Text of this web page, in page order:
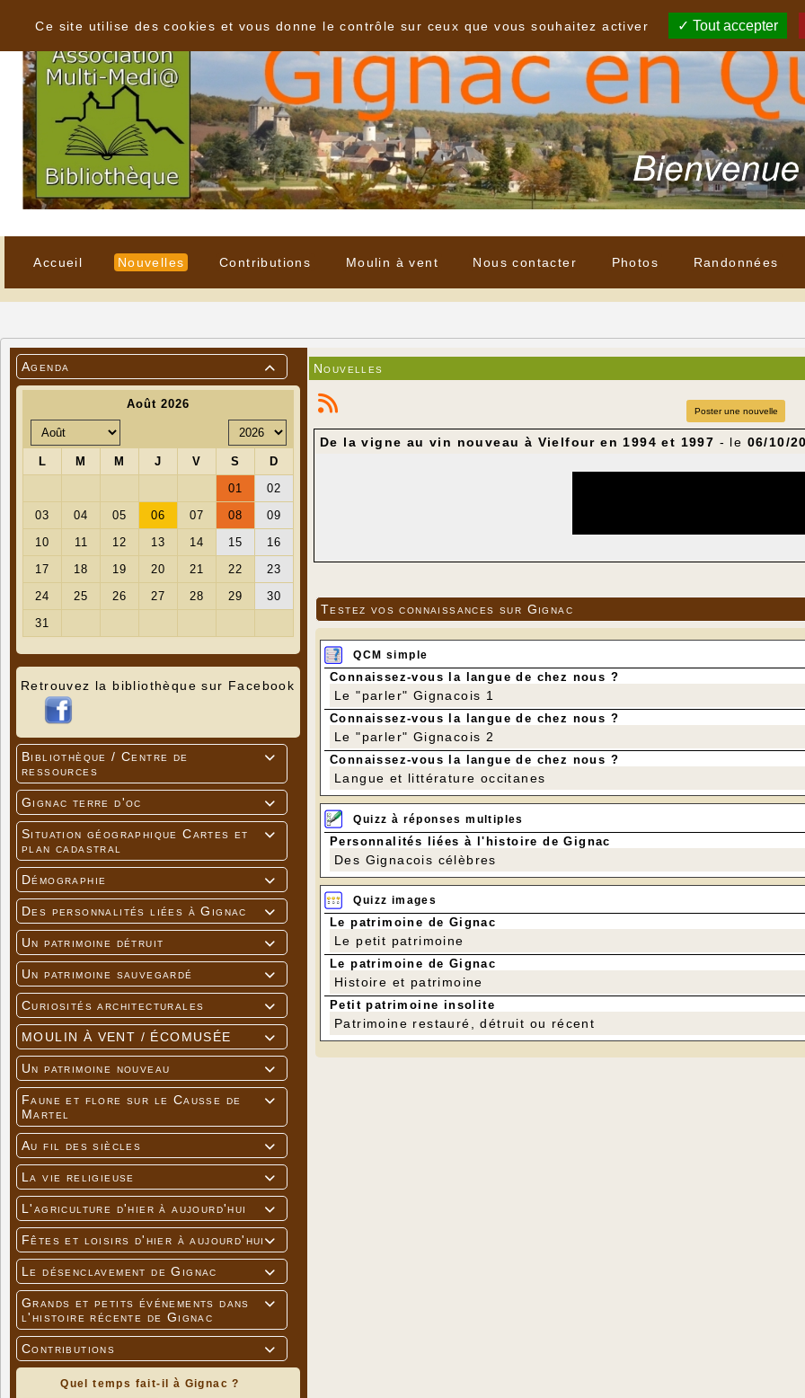
Accueil Nouvelles Contributions Moulin à vent Nous contacter Photos Randonnées

Agenda
Retrouvez la bibliothèque sur Facebook

Bibliothèque / Centre de
ressources

Gignac terre d'oc

Situation géographique Cartes et
plan cadastral

Démographie

Des personnalités liées à Gignac

Un patrimoine détruit

Un patrimoine sauvegardé

Curiosités architecturales

MOULIN À VENT / ÉCOMUSÉE

Un patrimoine nouveau

Faune et flore sur le Causse de
Martel

Au fil des siècles

La vie religieuse

L'agriculture d'hier à aujourd'hui

Fêtes et loisirs d'hier à aujourd'hui

Le désenclavement de Gignac

Grands et petits événements dans
l'histoire récente de Gignac

Contributions
Quel temps fait-il à Gignac ?
Nouvelles
Poster une nouvelle
De la vigne au vin nouveau à Vielfour en 1994 et 1997 - le 06/10/
La vigne, une source de revenus
Avant l'apparition du phylloxéra sur le Causse de Martel (1876),
vignes. Par exemple, les ardoisiers de Donzenac venaient avec
repartaient avec du vin.
Il faut imaginer le Causse presque entièrement recouvert de
familles pratiquaient la polyculture : betteraves, topinambours,
tabac, mais aussi et surtout céréales et vignes.
Testez vos connaissances sur Gignac
QCM simple
Connaissez-vous la langue de chez nous ?
Le "parler" Gignacois 1
Connaissez-vous la langue de chez nous ?
Le "parler" Gignacois 2
Connaissez-vous la langue de chez nous ?
Langue et littérature occitanes
Quizz à réponses multiples
Personnalités liées à l'histoire de Gignac
Des Gignacois célèbres
Quizz images
Le patrimoine de Gignac
Le petit patrimoine
Le patrimoine de Gignac
Histoire et patrimoine
Petit patrimoine insolite
Patrimoine restauré, détruit ou récent
Ce site utilise des cookies et vous donne le contrôle sur ceux que vous souhaitez activer
Tout accepter